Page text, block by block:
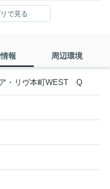
で見る
報 周辺環境
・リヴ本町WEST Q